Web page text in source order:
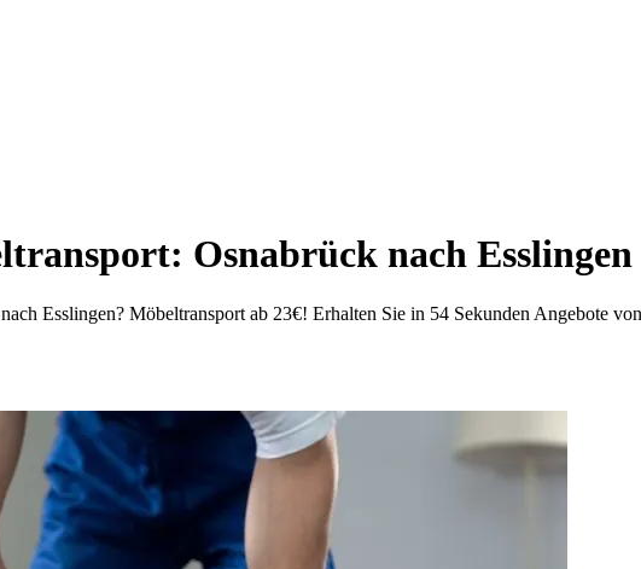
Osnabrück nach Esslingen
Esslingen? Möbeltransport ab 23€! Erhalten Sie in 54 Sekunden Angebote